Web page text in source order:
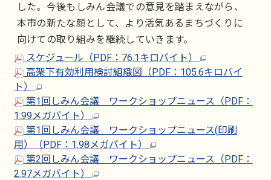
した。今後もしみん会議での意見を踏まえながら、
本市の新たな顔として、より活気あるまちづくりに
向けての取り組みを継続していきます。
スケジュール（PDF：76.1キロバイト）
高架下有効利用検討組織図（PDF：105.6キロバイ
ト）
第1回しみん会議 ワークショップニュース（PDF：
1.99メガバイト）
第1回しみん会議 ワークショップニュース(印刷
用）（PDF：1.98メガバイト）
第2回しみん会議 ワークショップニュース（PDF：
2.97メガバイト）